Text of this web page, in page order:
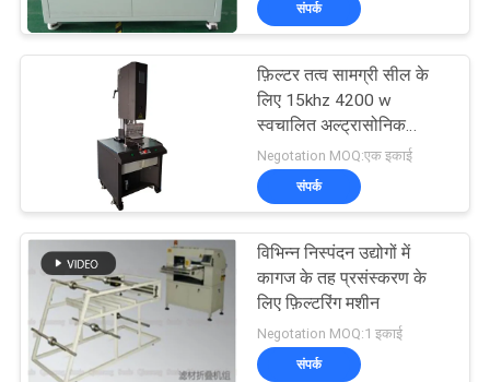
साइटमैप
अल्ट्रासोनिक पिघलने का
उपचार
33
अल्ट्रासोनिक असिस्टेड
मशीनिंग
10
संपर्क
फ़िल्टर तत्व सामग्री सील के
लिए 15khz 4200 w
स्वचालित अल्ट्रासोनिक
वेल्डिंग मशीन
Negotation MOQ:एक इकाई
संपर्क
विभिन्न निस्पंदन उद्योगों में
कागज के तह प्रसंस्करण के
लिए फ़िल्टरिंग मशीन
Negotation MOQ:1 इकाई
संपर्क